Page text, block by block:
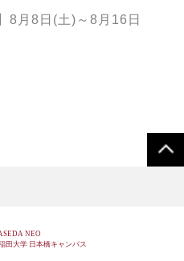
8月8日(土)～8月16日